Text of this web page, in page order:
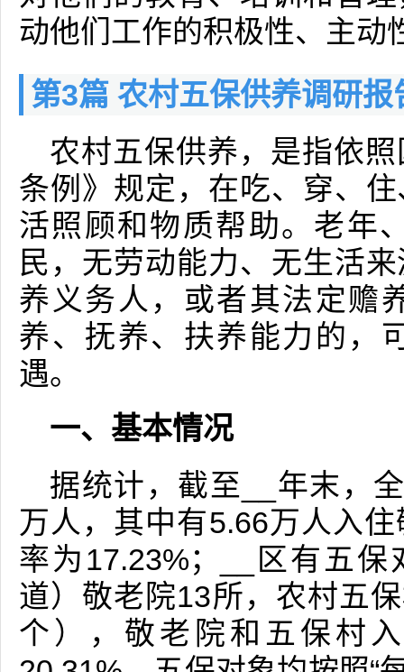
动他们工作的积极性、主动
第3篇 农村五保供养调研报
农村五保供养，是指依
条例》规定，在吃、穿、
活照顾和物质帮助。老年
民，无劳动能力、无生活
养义务人，或者其法定赡
养、抚养、扶养能力的，
遇。
一、基本情况
据统计，截至__年末，
万人，其中有5.66万人入
率为17.23%；__区有五
道）敬老院13所，农村五
个），敬老院和五保村